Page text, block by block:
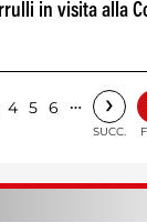
in visita alla
4 5 6 … ›
SUCC.